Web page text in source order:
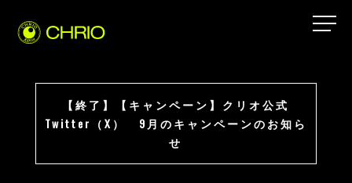
【終了】【キャンペーン】クリオ公式
Twitter（X） 9月のキャンペーンのお知ら
せ